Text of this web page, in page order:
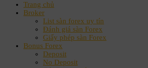
Trang chủ
Broker
List sàn forex uy tín
Đánh giá sàn Forex
Giấy phép sàn Forex
Bonus Forex
Deposit
No Deposit